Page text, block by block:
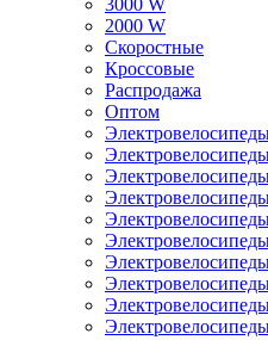
3000 W
2000 W
Скоростные
Кроссовые
Распродажа
Оптом